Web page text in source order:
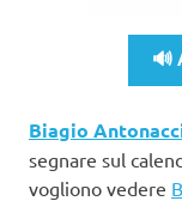
🔊
Biagio
segnare sul
vogliono vedere